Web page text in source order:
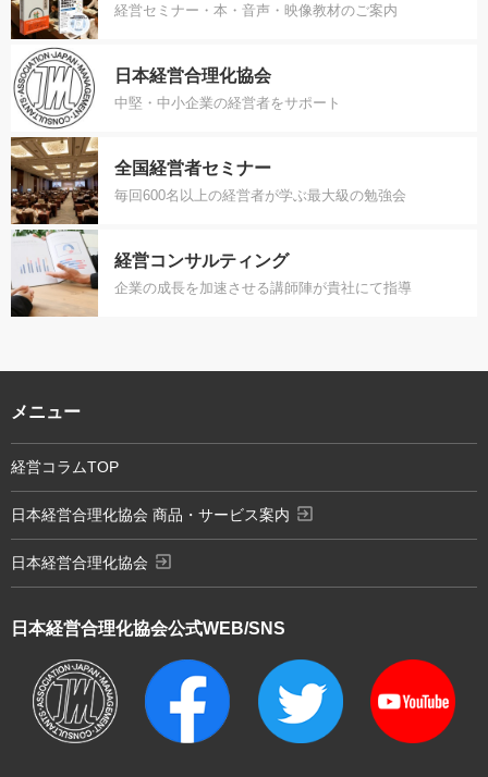
経営セミナー・本・音声・映像教材のご案内
日本経営合理化協会
中堅・中小企業の経営者をサポート
全国経営者セミナー
毎回600名以上の経営者が学ぶ最大級の勉強会
経営コンサルティング
企業の成長を加速させる講師陣が貴社にて指導
日本経営合理化協会公式WEB/SNS
メニュー
経営コラムTOP
日本経営合理化協会 商品・サービス案内 exit_to_app
日本経営合理化協会 exit_to_app